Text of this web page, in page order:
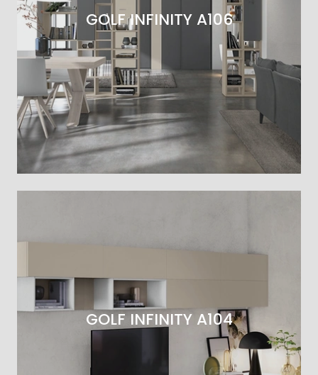
GOLF INFINITY A106
GOLF INFINITY A104